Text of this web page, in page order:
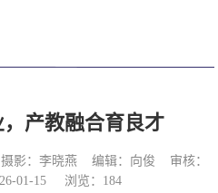
产教融合育良才
影：李晓燕 编辑：向俊 审核：
01-15 浏览： 184